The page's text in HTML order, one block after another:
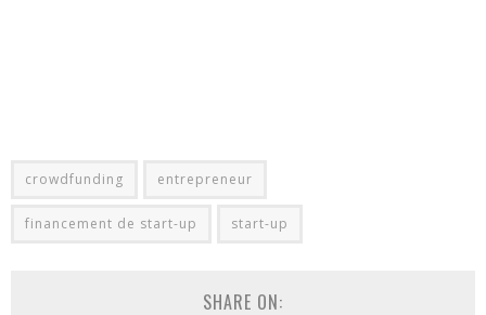
crowdfunding entrepreneur
financement de start-up start-up
SHARE ON: